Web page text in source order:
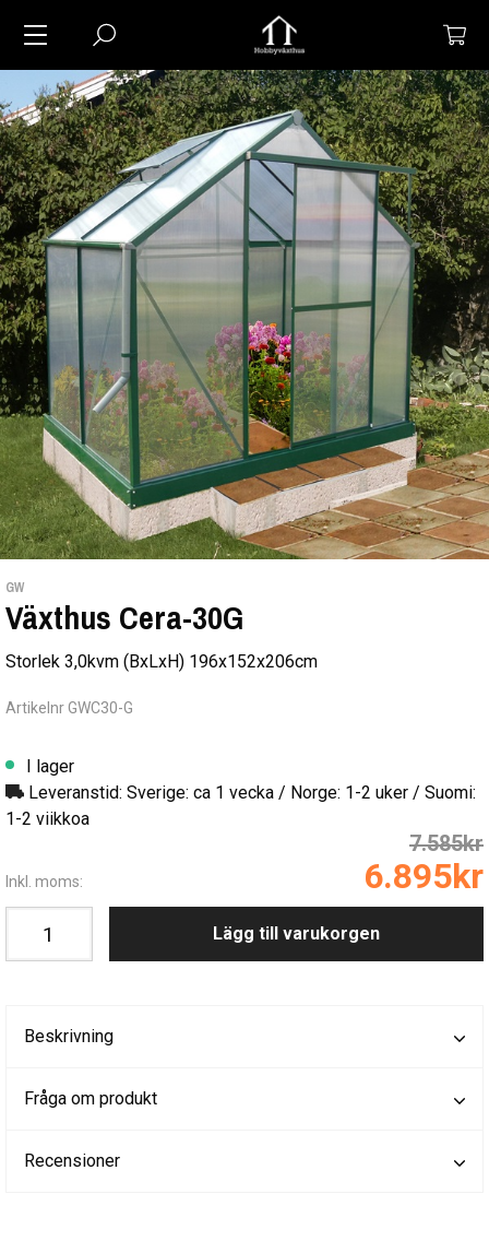
GW
Växthus Cera-30G
Storlek 3,0kvm (BxLxH) 196x152x206cm
Artikelnr GWC30-G
I lager
Leveranstid: Sverige: ca 1 vecka / Norge: 1-2 uker / Suomi:
1-2 viikkoa
Inkl. moms:
7.585kr
6.895kr
Lägg till varukorgen
Beskrivning
Fråga om produkt
Recensioner